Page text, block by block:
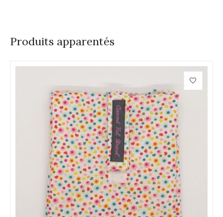
Produits apparentés